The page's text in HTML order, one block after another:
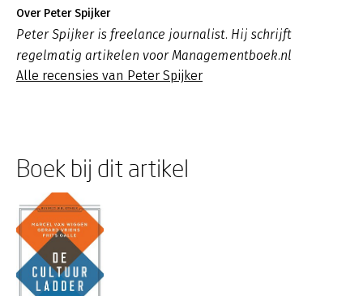
Over Peter Spijker
Peter Spijker is freelance journalist. Hij schrijft
regelmatig artikelen voor Managementboek.nl
Alle recensies van Peter Spijker
Boek bij dit artikel